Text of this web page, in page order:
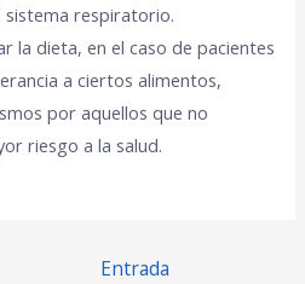
respiratorio.
la dieta, en el caso de pacientes
a ciertos alimentos,
por aquellos que no
riesgo a la salud.
Entrada